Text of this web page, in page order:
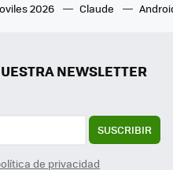
2026 Claude
NEWSLETTER
SUSCRIBIR
de privacidad